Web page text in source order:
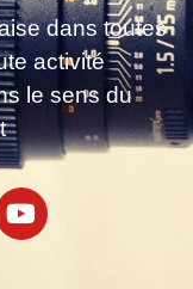
dans toutes
activité
le sens du